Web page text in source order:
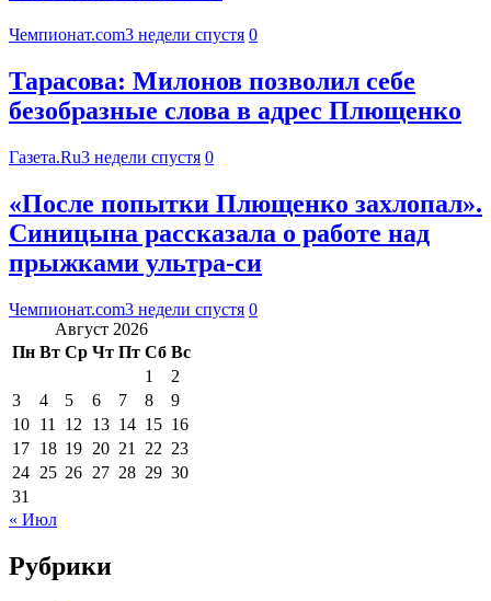
Чемпионат.com3 недели спустя 0
Тарасова: Милонов позволил себе
безобразные слова в адрес Плющенко
Газета.Ru3 недели спустя 0
«После попытки Плющенко захлопал».
Синицына рассказала о работе над
прыжками ультра-си
Чемпионат.com3 недели спустя 0
Август 2026
Пн Вт Ср Чт Пт Сб Вс
1
2
3
4 5 6 7 8
9
10 11 12 13 14 15 16
17 18 19 20 21 22 23
24 25 26 27 28 29 30
31
« Июл
Рубрики